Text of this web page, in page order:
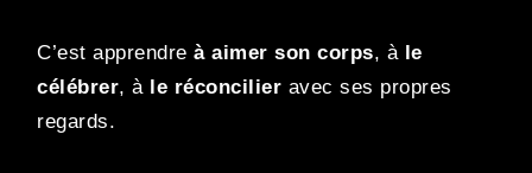
C’est apprendre à aimer son corps, à le
célébrer, à le réconcilier avec ses propres
regards.